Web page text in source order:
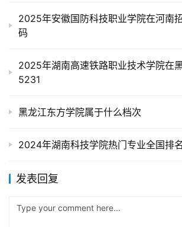
2025年安徽国防科技职业学院在河南
码
2025年湖南高速铁路职业技术学院在
5231
黑龙江东方学院属于什么档次
2024年湖南科技学院热门专业全国排名
发表回复